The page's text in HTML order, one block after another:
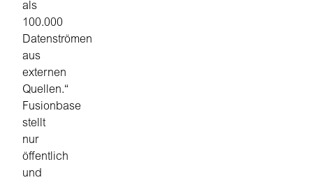
als
100.000
Datenströmen
aus
externen
Quellen.“
Fusionbase
stellt
nur
öffentlich
und